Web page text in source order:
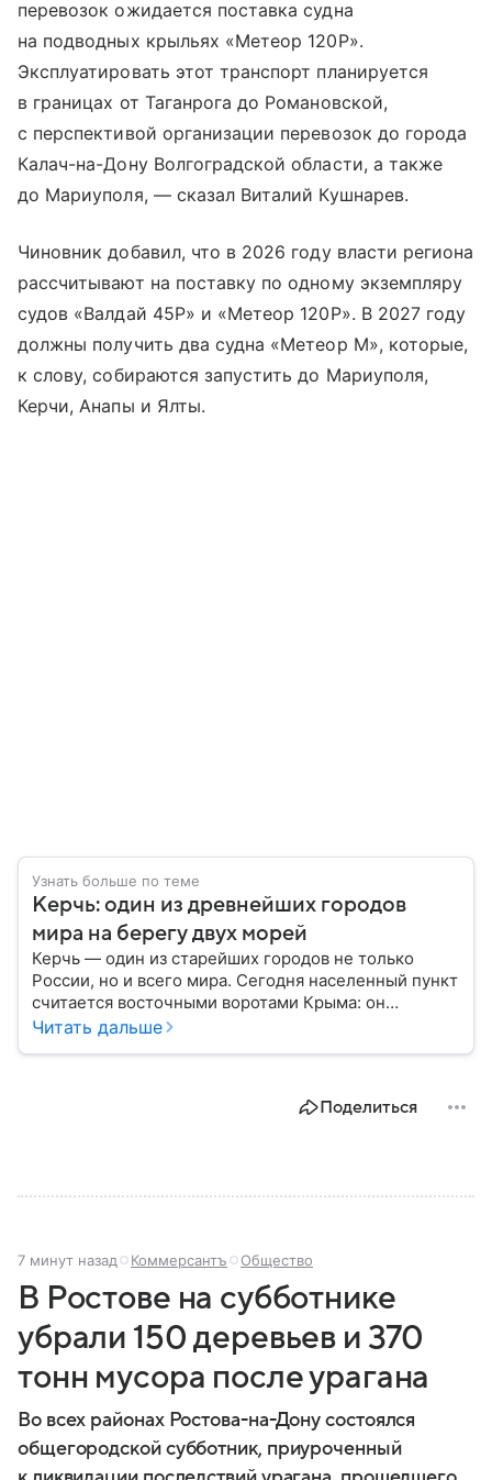
перевозок ожидается поставка судна
на подводных крыльях «Метеор 120Р».
Эксплуатировать этот транспорт планируется
в границах от Таганрога до Романовской,
с перспективой организации перевозок до города
Калач-на-Дону Волгоградской области, а также
до Мариуполя, — сказал Виталий Кушнарев.
Чиновник добавил, что в 2026 году власти региона
рассчитывают на поставку по одному экземпляру
судов «Валдай 45Р» и «Метеор 120Р». В 2027 году
должны получить два судна «Метеор М», которые,
к слову, собираются запустить до Мариуполя,
Керчи, Анапы и Ялты.
Узнать больше по теме
Керчь: один из древнейших городов
мира на берегу двух морей
Керчь — один из старейших городов не только
России, но и всего мира. Сегодня населенный пункт
считается восточными воротами Крыма: он
известен богатым археологическим наследием,
Читать дальше
Поделиться
7 минут назад Коммерсантъ Общество
В Ростове на субботнике
убрали 150 деревьев и 370
тонн мусора после урагана
Во всех районах Ростова-на-Дону состоялся
общегородской субботник, приуроченный